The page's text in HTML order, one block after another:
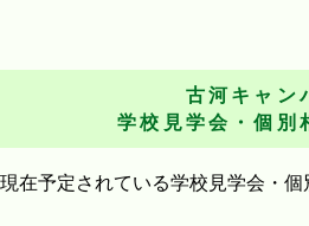
古河キャン
学校見学会・個別
現在予定されている学校見学会・個